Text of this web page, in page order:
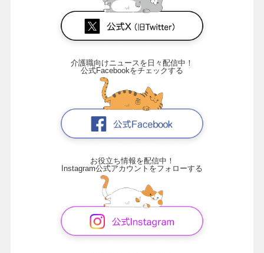
介護職向けニュースを日々配信中！
公式Facebookをチェックする
お役立ち情報を配信中！
Instagram公式アカウントをフォローする